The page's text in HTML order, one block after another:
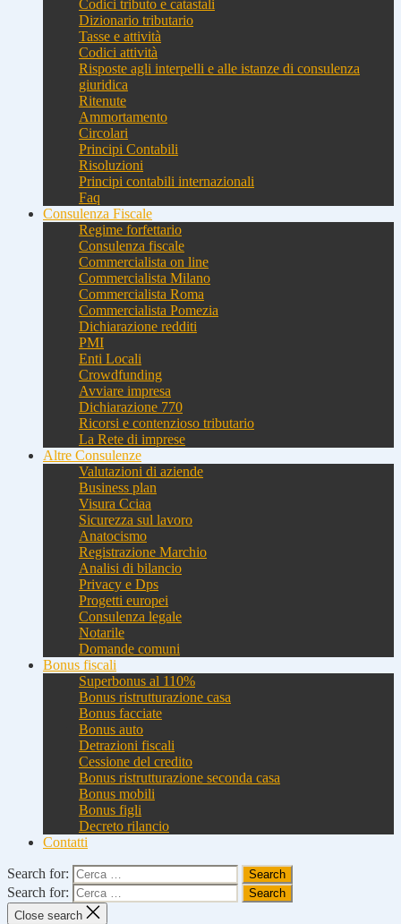
Codici tributo e catastali
Dizionario tributario
Tasse e attività
Codici attività
Risposte agli interpelli e alle istanze di consulenza
giuridica
Ritenute
Ammortamento
Circolari
Principi Contabili
Risoluzioni
Principi contabili internazionali
Faq
Consulenza Fiscale
Regime forfettario
Consulenza fiscale
Commercialista on line
Commercialista Milano
Commercialista Roma
Commercialista Pomezia
Dichiarazione redditi
PMI
Enti Locali
Crowdfunding
Avviare impresa
Dichiarazione 770
Ricorsi e contenzioso tributario
La Rete di imprese
Altre Consulenze
Valutazioni di aziende
Business plan
Visura Cciaa
Sicurezza sul lavoro
Anatocismo
Registrazione Marchio
Analisi di bilancio
Privacy e Dps
Progetti europei
Consulenza legale
Notarile
Domande comuni
Bonus fiscali
Superbonus al 110%
Bonus ristrutturazione casa
Bonus facciate
Bonus auto
Detrazioni fiscali
Cessione del credito
Bonus ristrutturazione seconda casa
Bonus mobili
Bonus figli
Decreto rilancio
Contatti
Search for:
Search for:
Close search